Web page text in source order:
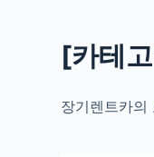
[카테
장기렌트카의